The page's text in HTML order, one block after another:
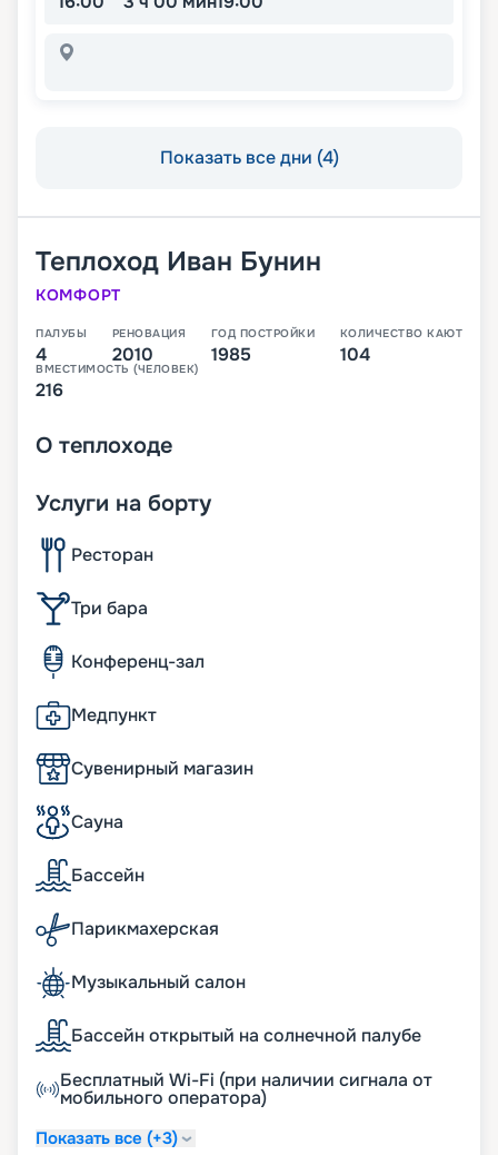
Показать все дни (4)
Теплоход Иван Бунин
КОМФОРТ
ПАЛУБЫ
4
РЕНОВАЦИЯ
2010
ГОД ПОСТРОЙКИ
1985
КОЛИЧЕСТВО КАЮТ
104
ВМЕСТИМОСТЬ (ЧЕЛОВЕК)
216
О теплоходе
Услуги на борту
Ресторан
Три бара
Конференц-зал
Медпункт
Сувенирный магазин
Сауна
Бассейн
Парикмахерская
Музыкальный салон
Бассейн открытый на солнечной палубе
Бесплатный Wi-Fi (при наличии сигнала от
мобильного оператора)
Показать все (+3)